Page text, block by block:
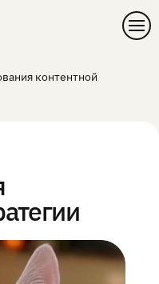
контентной